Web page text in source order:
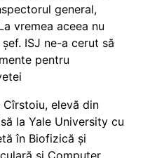
general,
vremea aceea nu
ISJ ne-a cerut să
pentru
elevă din
la Yale University cu
în Biofizică și
și Computer